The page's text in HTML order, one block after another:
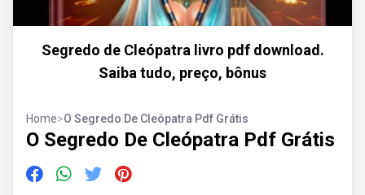
Segredo de Cleópatra livro pdf download.
Saiba tudo, preço, bônus
Home>O Segredo De Cleópatra Pdf Grátis
O Segredo De Cleópatra Pdf Grátis